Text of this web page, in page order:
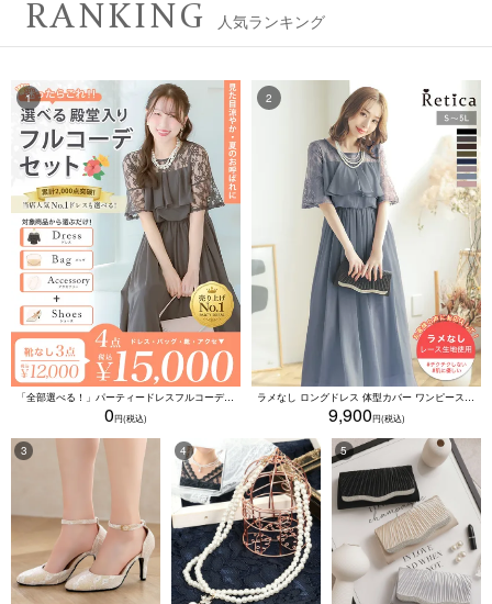
RANKING 人気ランキング
「全部選べる！」パーティードレスフルコーデセット (ドレス1点＋バッグ1点＋アクセ1点+靴1足/4点15000円(税込)/靴なしで12000円(税込))
0
ラメなし ロングドレス 体型カバー ワンピース 敏感肌対応 結婚式 二次会 お呼ばれ 大人 上品 (Sサイズ～5Lサイズ)
9,900